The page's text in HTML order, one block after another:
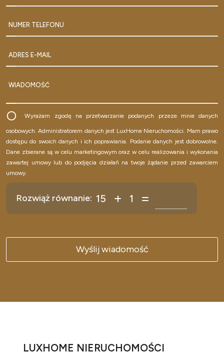
NUMER TELEFONU
ADRES E-MAIL
WIADOMOŚĆ
Wyrażam zgodę na przetwarzanie podanych przeze mnie danych
osobowych. Administratorem danych jest LuxHome Nieruchomości. Mam prawo
dostępu do swoich danych i ich poprawiania. Podanie danych jest dobrowolne.
Dane zbierane są w celu marketingowym oraz w celu realizowania i wykonania
zawartej umowy lub do podjęcia działań na twoje żądanie przed zawarciem
umowy.
Rozwiąż równanie: 15 1
LUXHOME NIERUCHOMOŚCI